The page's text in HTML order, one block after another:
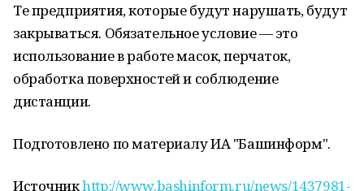
Те предприятия, которые будут нарушать, будут
закрываться. Обязательное условие — это
использование в работе масок, перчаток,
обработка поверхностей и соблюдение
дистанции.
Подготовлено по материалу ИА "Башинформ".
Источникhttp://www.bashinform.ru/news/1437981-